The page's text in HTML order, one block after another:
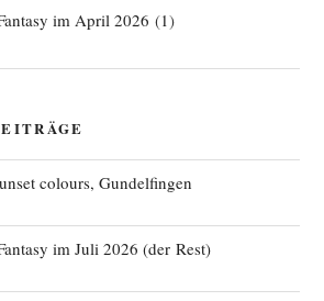
im April 2026 (1)
colours, Gundelfingen
im Juli 2026 (der Rest)